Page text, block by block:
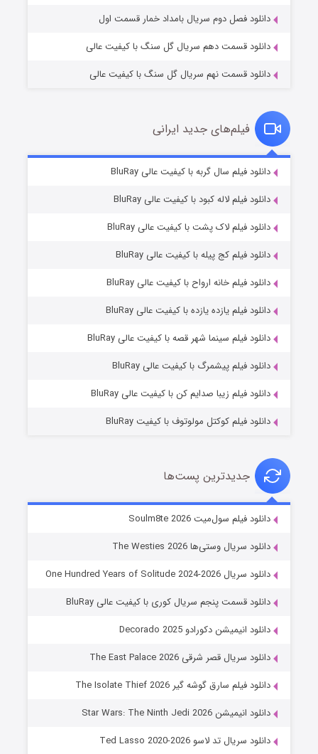
قسمت۷ (زیرنویس) منتشر شد
خاندان اژدها فصل ۳
جادوگری در مغولستان
قسمت ۱۴ (زیرنویس) منتشر شد
دانلود فصل دوم سریال بامداد خمار قسمت اول
دانلود قسمت دهم سریال گل سنگ با کیفیت عالی
دانلود قسمت نهم سریال گل سنگ با کیفیت عالی
فیلم‌های جدید ایرانی
دانلود فیلم سال گربه با کیفیت عالی BluRay
دانلود فیلم لاله کبود با کیفیت عالی BluRay
دانلود فیلم لاک پشت با کیفیت عالی BluRay
دانلود فیلم کج‌ پیله با کیفیت عالی BluRay
دانلود فیلم خانه ارواح با کیفیت عالی BluRay
دانلود فیلم یازده یازده با کیفیت عالی BluRay
دانلود فیلم سینما شهر قصه با کیفیت عالی BluRay
دانلود فیلم پیشمرگ با کیفیت عالی BluRay
دانلود فیلم زیبا صدایم کن با کیفیت عالی BluRay
دانلود فیلم کوکتل مولوتوف با کیفیت BluRay
جدیدترین پست‌ها
دانلود فیلم سول‌میت Soulm8te 2026
دانلود سریال وستی‌ها The Westies 2026
دانلود سریال One Hundred Years of Solitude 2024-2026
دانلود قسمت پنجم سریال کوری با کیفیت عالی BluRay
دانلود انیمیشن دکورادو Decorado 2025
دانلود سریال قصر شرقی The East Palace 2026
دانلود فیلم سارق گوشه گیر The Isolate Thief 2026
دانلود انیمیشن Star Wars: The Ninth Jedi 2026
دانلود سریال تد لاسو Ted Lasso 2020-2026